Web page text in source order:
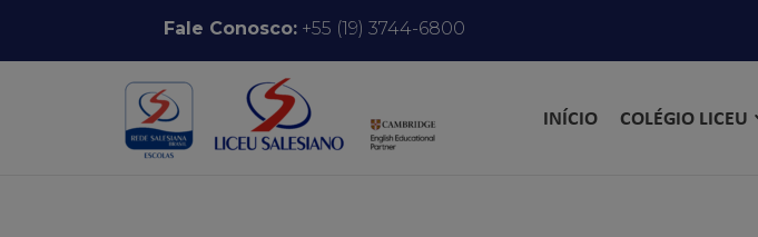
Pular para o conteúdoFale Conosco:+55 (19) 3744-6800
INÍCIO COLÉGIO LICEU